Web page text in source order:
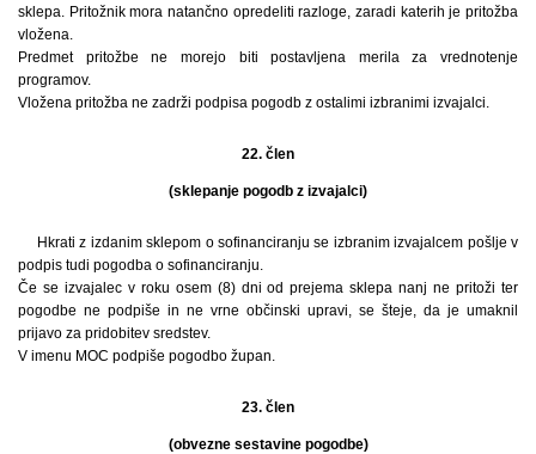
sklepa. Pritožnik mora natančno opredeliti razloge, zaradi katerih je pritožba
vložena.
Predmet pritožbe ne morejo biti postavljena merila za vrednotenje
programov.
Vložena pritožba ne zadrži podpisa pogodb z ostalimi izbranimi izvajalci.
22. člen
(sklepanje pogodb z izvajalci)
Hkrati z izdanim sklepom o sofinanciranju se izbranim izvajalcem pošlje v
podpis tudi pogodba o sofinanciranju.
Če se izvajalec v roku osem (8) dni od prejema sklepa nanj ne pritoži ter
pogodbe ne podpiše in ne vrne občinski upravi, se šteje, da je umaknil
prijavo za pridobitev sredstev.
V imenu MOC podpiše pogodbo župan.
23. člen
(obvezne sestavine pogodbe)